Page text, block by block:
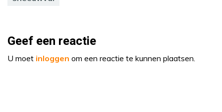
Geef een reactie
U moet inloggen om een reactie te kunnen plaatsen.